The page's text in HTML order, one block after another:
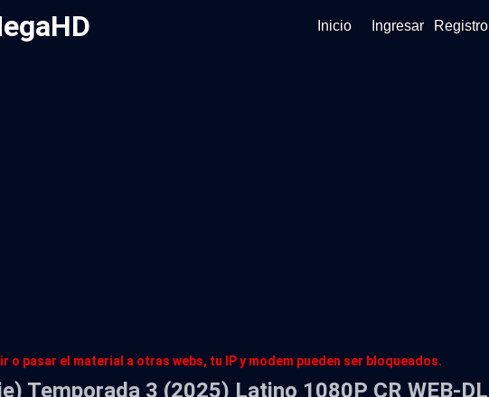
Inicio Ingresar Registro
o pasar el material a otras webs, tu IP y modem pueden ser bloqueados.
Temporada 3 (2025) Latino 1080P CR WEB-DL